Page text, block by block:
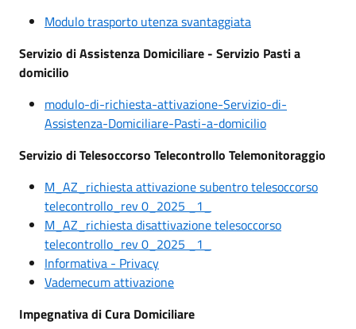
Modulo trasporto utenza svantaggiata
Servizio di Assistenza Domiciliare - Servizio Pasti a
domicilio
modulo-di-richiesta-attivazione-Servizio-di-
Assistenza-Domiciliare-Pasti-a-domicilio
Servizio di Telesoccorso Telecontrollo Telemonitoraggio
M_AZ_richiesta attivazione subentro telesoccorso
telecontrollo_rev 0_2025 _1_
M_AZ_richiesta disattivazione telesoccorso
telecontrollo_rev 0_2025 _1_
Informativa - Privacy
Vademecum attivazione
Impegnativa di Cura Domiciliare